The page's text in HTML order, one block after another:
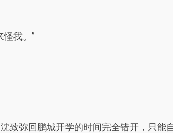
我。”
致弥回鹏城开学的时间完全错开，只能